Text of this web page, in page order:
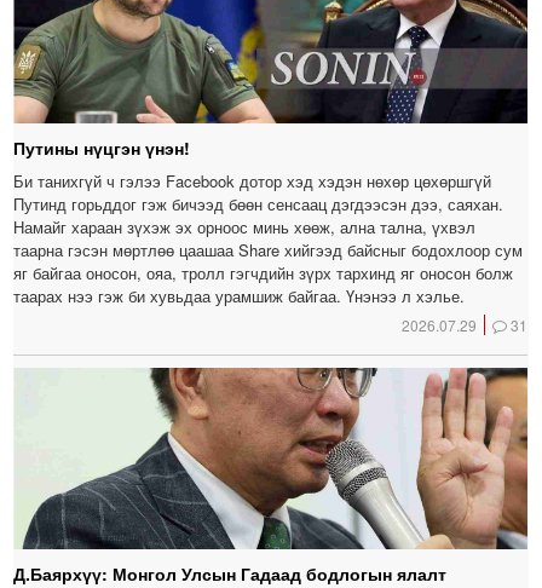
Путины нүцгэн үнэн!
Би танихгүй ч гэлээ Facebook дотор хэд хэдэн нөхөр цөхөршгүй
Путинд горьддог гэж бичээд бөөн сенсаац дэгдээсэн дээ, саяхан.
Намайг хараан зүхэж эх орноос минь хөөж, ална тална, үхвэл
таарна гэсэн мөртлөө цаашаа Share хийгээд байсныг бодохлоор сум
яг байгаа оносон, ояа, тролл гэгчдийн зүрх тархинд яг оносон болж
таарах нээ гэж би хувьдаа урамшиж байгаа. Үнэнээ л хэлье.
2026.07.29 31
Д.Баярхүү: Монгол Улсын Гадаад бодлогын ялалт